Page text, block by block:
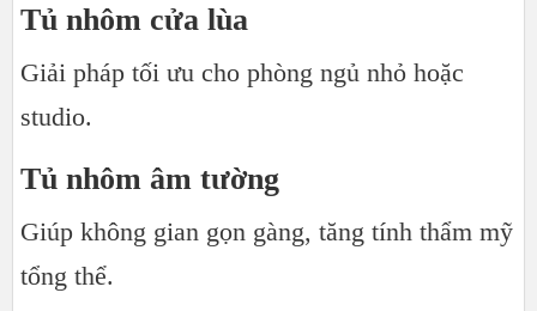
Tủ nhôm cửa lùa
Giải pháp tối ưu cho phòng ngủ nhỏ hoặc
studio.
Tủ nhôm âm tường
Giúp không gian gọn gàng, tăng tính thẩm mỹ
tổng thể.